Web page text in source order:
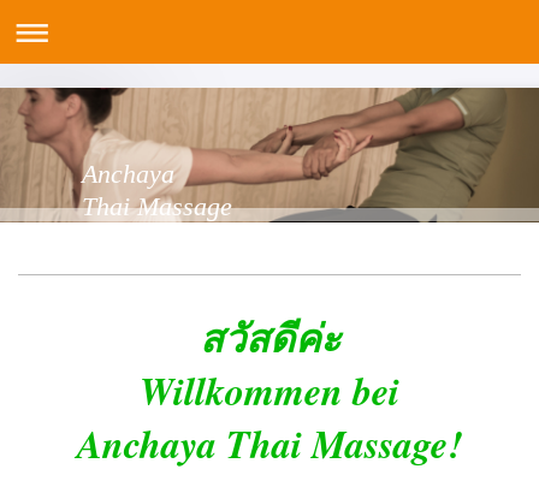
Anchaya
Thai Massage
สวัสดีค่ะ
Willkommen bei
Anchaya Thai Massage!